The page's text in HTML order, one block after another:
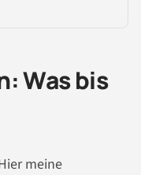
Was bis
meine